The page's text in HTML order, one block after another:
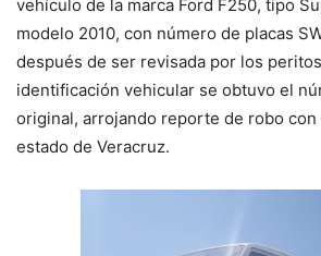
vehículo de la marca Ford F250, tipo
modelo 2010, con número de placas
después de ser revisada por los
identificación vehicular se obtuvo el
original, arrojando reporte de robo con
estado de Veracruz.